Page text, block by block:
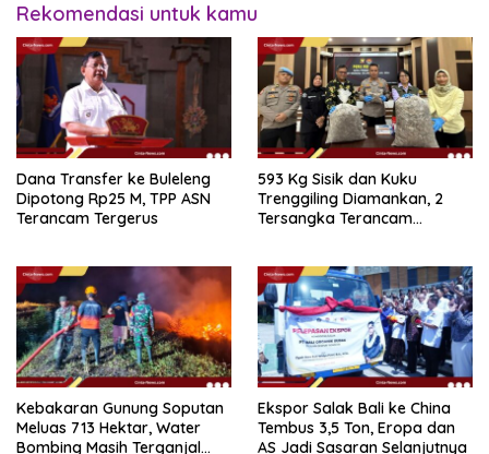
Rekomendasi untuk kamu
Dana Transfer ke Buleleng
Dipotong Rp25 M, TPP ASN
Terancam Tergerus
593 Kg Sisik dan Kuku
Trenggiling Diamankan, 2
Tersangka Terancam
Kebakaran Gunung Soputan
Meluas 713 Hektar, Water
Bombing Masih Terganjal
Ekspor Salak Bali ke China
Tembus 3,5 Ton, Eropa dan
AS Jadi Sasaran Selanjutnya